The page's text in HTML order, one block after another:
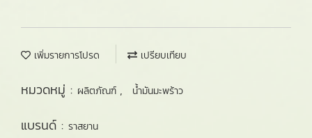
เพิ่มรายการโปรด เปรียบเทียบ
หมวดหมู่ : ผลิตภัณฑ์ , น้ำมันมะพร้าว
แบรนด์ : ราสยาน